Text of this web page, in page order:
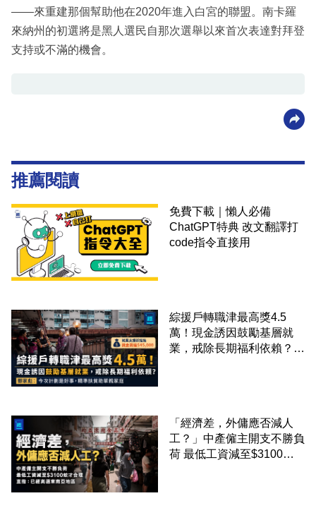
——來重建那個幫助他在2020年進入白宮的聯盟。南卡羅
來納州的初選將是黑人選民自那次選舉以來首次表達對拜登
支持或不滿的機會。
推薦閱讀
免費下載｜懶人必備
ChatGPT特典 改文翻譯打
code指令直接用
綜援戶轉職津最高獎4.5
萬！現金誘因鼓勵基層就
業，戒除長期福利依賴？鄧
「經濟差，外傭應否減人
工？」中產僱主開支不勝負
荷 最低工資減至$3100蚊